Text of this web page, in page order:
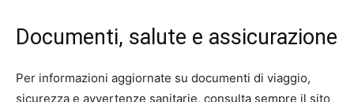
Documenti, salute e assicurazione
Per informazioni aggiornate su documenti di viaggio,
sicurezza e avvertenze sanitarie, consulta sempre il sito